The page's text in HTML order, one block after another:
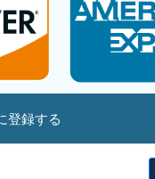
登録する